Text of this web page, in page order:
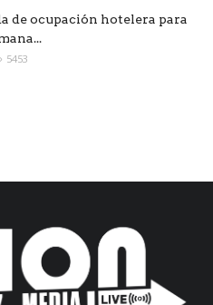
de ocupación hotelera para
5453